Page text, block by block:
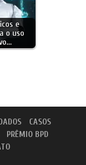
e
o uso
CASOS
PRÊMIO BPD